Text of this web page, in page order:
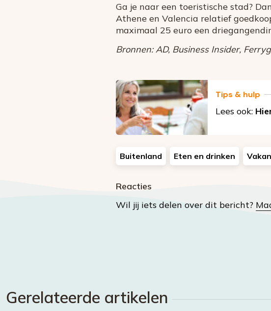
Ga je naar een toeristische stad?
Athene en Valencia relatief
maximaal 25 euro een
Bronnen: AD, Business Insider,
Tips & hulp
Lees ook:
Buitenland Eten en drinken
Reacties
Wil jij iets delen over dit bericht?
Gerelateerde artikelen